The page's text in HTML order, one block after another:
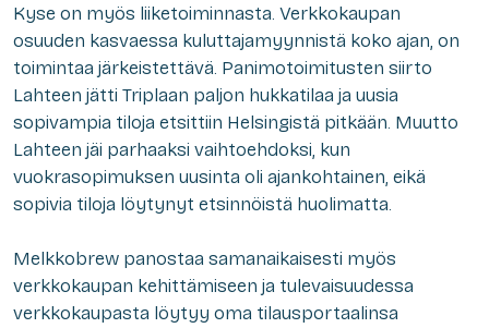
Kyse on myös liiketoiminnasta. Verkkokaupan
osuuden kasvaessa kuluttajamyynnistä koko ajan, on
toimintaa järkeistettävä. Panimotoimitusten siirto
Lahteen jätti Triplaan paljon hukkatilaa ja uusia
sopivampia tiloja etsittiin Helsingistä pitkään. Muutto
Lahteen jäi parhaaksi vaihtoehdoksi, kun
vuokrasopimuksen uusinta oli ajankohtainen, eikä
sopivia tiloja löytynyt etsinnöistä huolimatta.
Melkkobrew panostaa samanaikaisesti myös
verkkokaupan kehittämiseen ja tulevaisuudessa
verkkokaupasta löytyy oma tilausportaalinsa